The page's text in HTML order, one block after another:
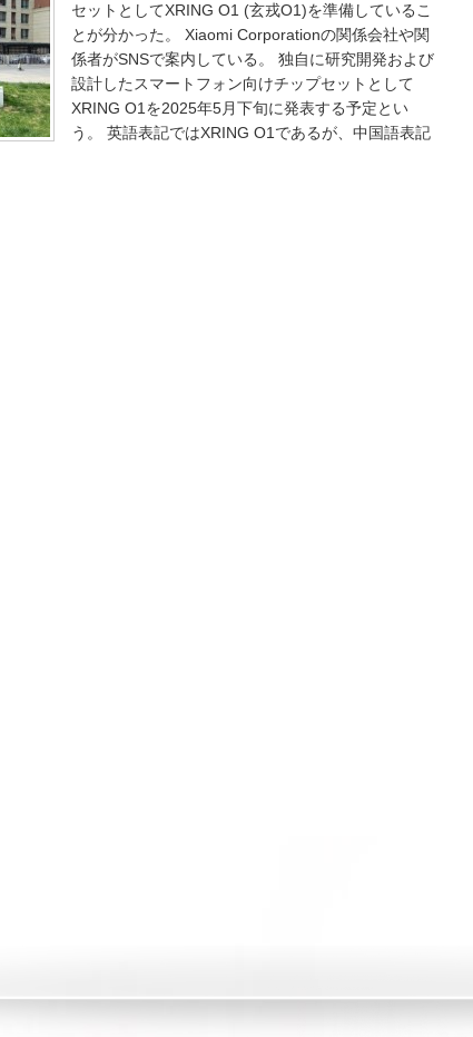
セットとしてXRING O1 (玄戎O1)を準備しているこ
とが分かった。 Xiaomi Corporationの関係会社や関
係者がSNSで案内している。 独自に研究開発および
設計したスマートフォン向けチップセットとして
XRING O1を2025年5月下旬に発表する予定とい
う。 英語表記ではXRING O1であるが、中国語表記